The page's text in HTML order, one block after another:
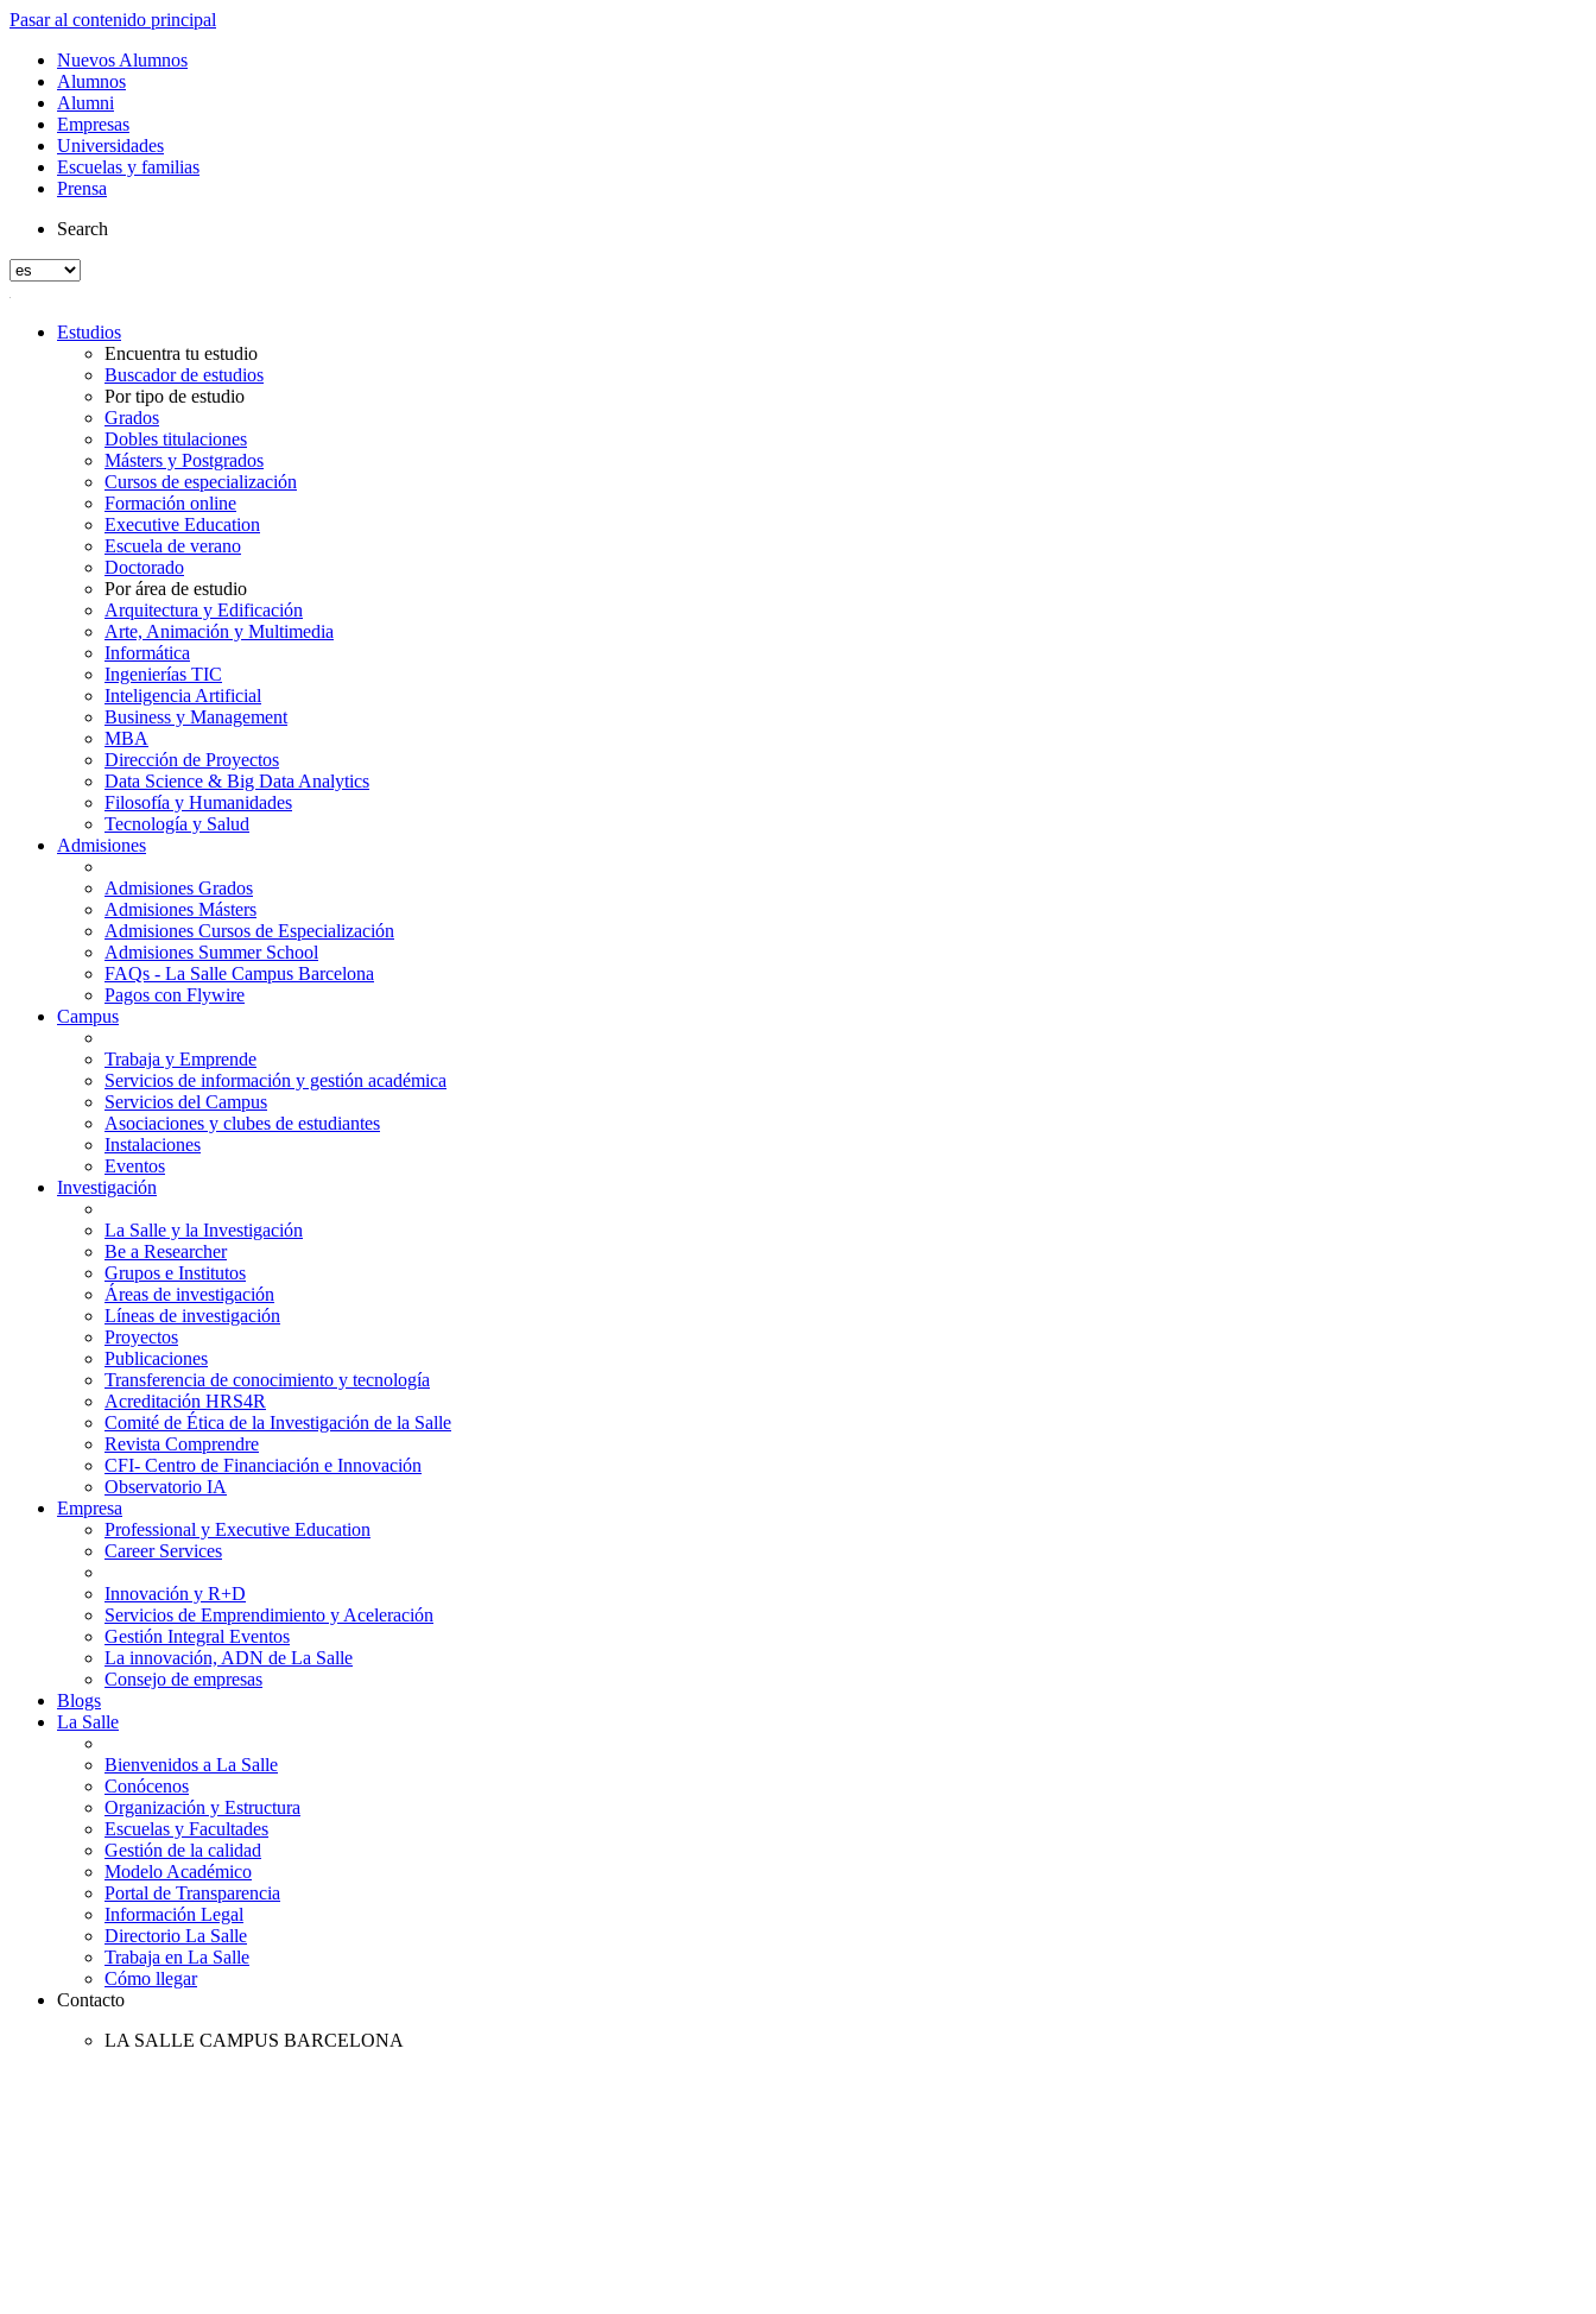
Pasar al contenido principal
Nuevos Alumnos
Alumnos
Alumni
Empresas
Universidades
Escuelas y familias
Prensa
Search
Estudios
Encuentra tu estudio
Buscador de estudios
Por tipo de estudio
Grados
Dobles titulaciones
Másters y Postgrados
Cursos de especialización
Formación online
Executive Education
Escuela de verano
Doctorado
Por área de estudio
Arquitectura y Edificación
Arte, Animación y Multimedia
Informática
Ingenierías TIC
Inteligencia Artificial
Business y Management
MBA
Dirección de Proyectos
Data Science & Big Data Analytics
Filosofía y Humanidades
Tecnología y Salud
Admisiones
Admisiones Grados
Admisiones Másters
Admisiones Cursos de Especialización
Admisiones Summer School
FAQs - La Salle Campus Barcelona
Pagos con Flywire
Campus
Trabaja y Emprende
Servicios de información y gestión académica
Servicios del Campus
Asociaciones y clubes de estudiantes
Instalaciones
Eventos
Investigación
La Salle y la Investigación
Be a Researcher
Grupos e Institutos
Áreas de investigación
Líneas de investigación
Proyectos
Publicaciones
Transferencia de conocimiento y tecnología
Acreditación HRS4R
Comité de Ética de la Investigación de la Salle
Revista Comprendre
CFI- Centro de Financiación e Innovación
Observatorio IA
Empresa
Professional y Executive Education
Career Services
Innovación y R+D
Servicios de Emprendimiento y Aceleración
Gestión Integral Eventos
La innovación, ADN de La Salle
Consejo de empresas
Blogs
La Salle
Bienvenidos a La Salle
Conócenos
Organización y Estructura
Escuelas y Facultades
Gestión de la calidad
Modelo Académico
Portal de Transparencia
Información Legal
Directorio La Salle
Trabaja en La Salle
Cómo llegar
Contacto
LA SALLE CAMPUS BARCELONA